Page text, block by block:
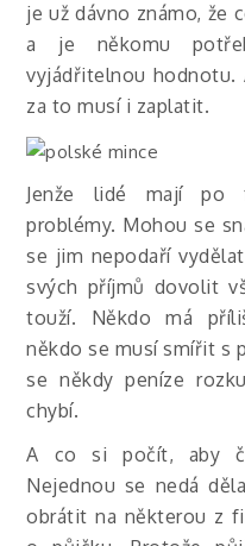
je už dávno známo, že
a je někomu
vyjádřitelnou
za to musí i zaplatit.
Jenže lidé mají po
problémy. Mohou se
se jim nepodaří
svých příjmů dovolit
touží. Někdo má
někdo se musí smířit s
se někdy peníze
chybí.
A co si počít, aby
Nejednou se nedá
obrátit na některou z